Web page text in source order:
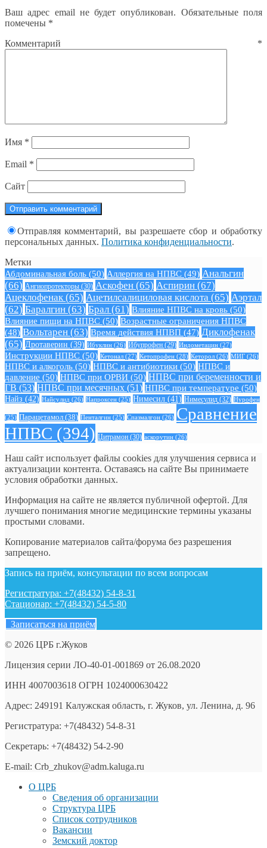
Ваш адрес email не будет опубликован. Обязательные поля
помечены *
Комментарий *
Имя *
Email *
Сайт
Отправляя комментарий, вы разрешаете сбор и обработку
персональных данных. Политика конфиденциальности.
Метки
Абдоминальная боль (50) Аллергия на НПВС (49) Анальгин
(66) Ангиопротекторы (30) Аскофен (65) Аспирин (67)
Ацеклофенак (65) Ацетилсалициловая кислота (65) Аэртал
(62) Баралгин (63) Брал (61) Влияние НПВС на кровь (50)
Влияние пищи на НПВС (50) Возрастные ограничения НПВС
(48) Вольтарен (63) Время действия НПВП (47) Диклофенак
(65) Дротаверин (39) Ибуклин (26) Ибупрофен (29) Индометацин (27)
Инструкции НПВС (50) Кетонал (27) Кетопрофен (28) Кеторол (26) МИГ (26)
НПВС и алкоголь (50) НПВС и антибиотики (50) НПВС и
давление (50) НПВС при ОРВИ (50) НПВС при беременности и
ГВ (53) НПВС при месячных (51) НПВС при температуре (50)
Найз (42) Найсулид (26) Напроксен (25) Нимесил (41) Нимесулид (32) Нурофен
(25) Парацетамол (38) Пенталгин (25) Спазмалгон (26) Сравнение
НПВС (394) Цитрамон (30) аскорутин (26)
Наш сайт использует файлы cookies для улучшения сервиса и
актуализации контента. Оставаясь на сайте Вы принимаете
условия обработки данных.
Информация на сайте не является публичной офертой. Для
лучшего понимания многие медицинские термины указаны
простыми словами.
Копирование материалов сайта/форума без разрешения
запрещено.
Запись на приём, консультации по всем вопросам
Регистратура: +7(48432) 54-8-31
Стационар: +7(48432) 54-5-80
Записаться на приём
© 2026 ЦРБ г.Жуков
Лицензия серии ЛО-40-01-001869 от 26.08.2020
ИНН 4007003618 ОГРН 1024000630422
Адрес: 249191 Калужская область, г. Жуков, ул. Ленина, д. 96
Регистратура: +7(48432) 54-8-31
Секретарь: +7(48432) 54-2-90
E-mail: Crb_zhukov@adm.kaluga.ru
О ЦРБ
Сведения об организации
Структура ЦРБ
Список сотрудников
Вакансии
Земский доктор